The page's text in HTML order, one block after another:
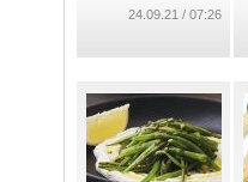
07:26 / 24.09.21